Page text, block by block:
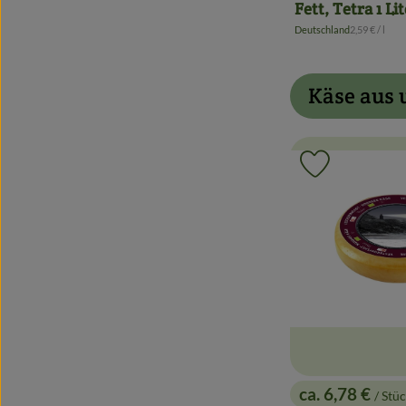
Fett, Tetra 1
, Herkunft:
Deutschland,2,59 €/ l
Käse aus
ca. 6,78 € /
Produkt